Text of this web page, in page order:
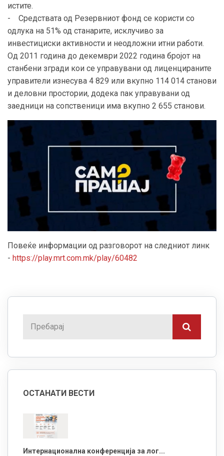
истите.
- Средствата од Резервниот фонд се користи со
одлука на 51% од станарите, исклучиво за
инвестициски активности и неодложни итни работи.
Од 2011 година до декември 2022 година бројот на
станбени згради кои се управувани од лиценцираните
управители изнесува 4 829 или вкупно 114 014 станови
и деловни простории, додека пак управувани од
заедници на сопственици има вкупно 2 655 станови.
Повеќе информации од разговорот на следниот линк
- https://play.mrt.com.mk/play/60482
ОСТАНАТИ ВЕСТИ
Интернационална конференција за лог...